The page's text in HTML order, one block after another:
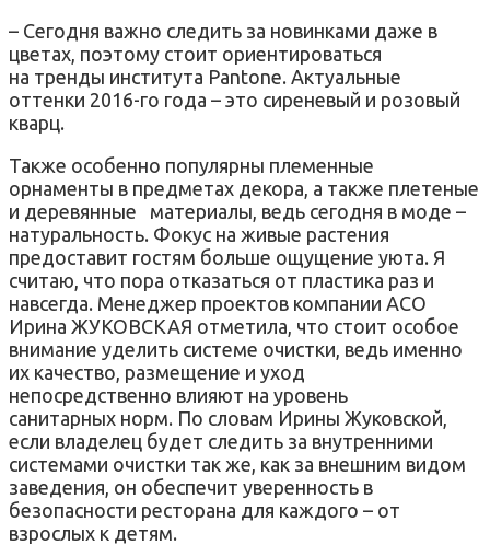
– Сегодня важно следить за новинками даже в
цветах, поэтому стоит ориентироваться
на тренды института Pantone. Актуальные
оттенки 2016-го года – это сиреневый и розовый
кварц.
Также особенно популярны племенные
орнаменты в предметах декора, а также плетеные
и деревянные материалы, ведь сегодня в моде –
натуральность. Фокус на живые растения
предоставит гостям больше ощущение уюта. Я
считаю, что пора отказаться от пластика раз и
навсегда. Менеджер проектов компании АСО
Ирина ЖУКОВСКАЯ отметила, что стоит особое
внимание уделить системе очистки, ведь именно
их качество, размещение и уход
непосредственно влияют на уровень
санитарных норм. По словам Ирины Жуковской,
если владелец будет следить за внутренними
системами очистки так же, как за внешним видом
заведения, он обеспечит уверенность в
безопасности ресторана для каждого – от
взрослых к детям.